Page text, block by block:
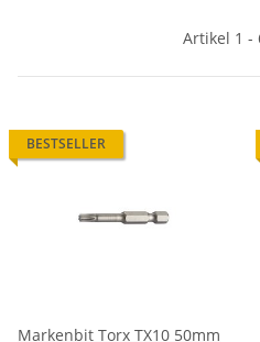
Artikel 1 -
BESTSELLER
Markenbit Torx TX10 50mm